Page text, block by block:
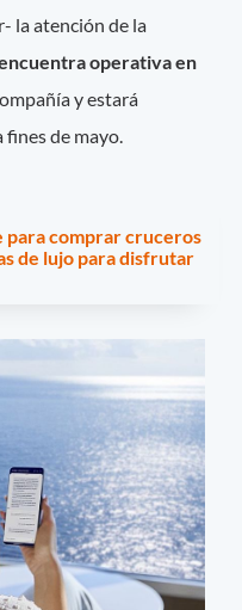
la atención de la
operativa en
y estará
de mayo.
para comprar cruceros
de lujo para disfrutar